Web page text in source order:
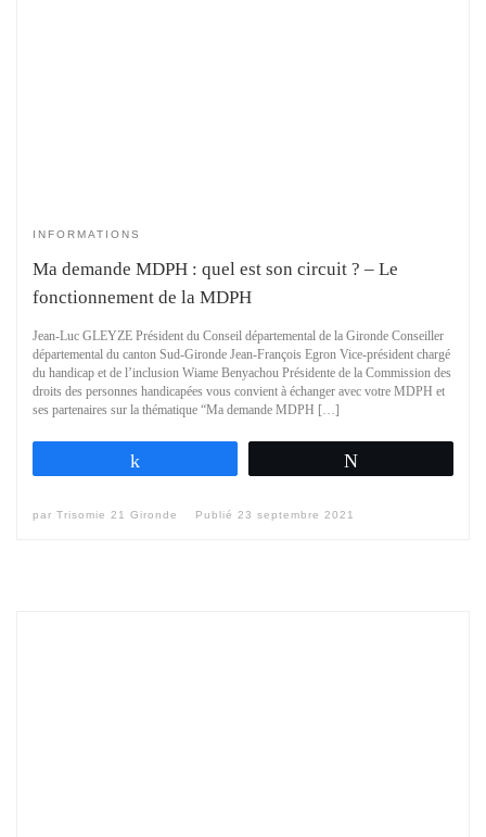
INFORMATIONS
Ma demande MDPH : quel est son circuit ? – Le
fonctionnement de la MDPH
Jean-Luc GLEYZE Président du Conseil départemental de la Gironde Conseiller
départemental du canton Sud-Gironde Jean-François Egron Vice-président chargé
du handicap et de l’inclusion Wiame Benyachou Présidente de la Commission des
droits des personnes handicapées vous convient à échanger avec votre MDPH et
ses partenaires sur la thématique “Ma demande MDPH […]
par Trisomie 21 Gironde Publié 23 septembre 2021